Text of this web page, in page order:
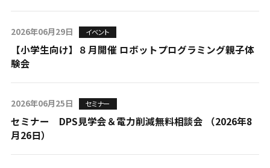
2026年06月29日 イベント
【小学生向け】８月開催 ロボットプログラミング親子体
験会
2026年06月25日 セミナー
セミナー DPS見学会＆電力削減無料相談会 （2026年8
月26日）